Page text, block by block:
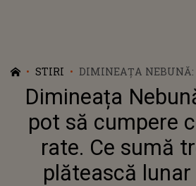
STIRI
DIMINEAȚA
CUMPERE COZONAC
Dimineața
pot să cumpere
rate. Ce sumă
plătească lunar